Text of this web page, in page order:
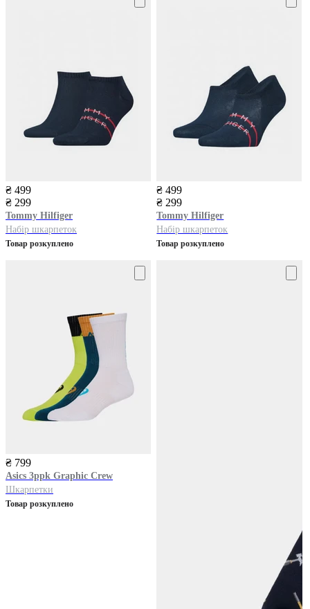
₴ 499
₴ 299
Tommy Hilfiger
Набір шкарпеток
Товар розкуплено
₴ 499
₴ 299
Tommy Hilfiger
Набір шкарпеток
Товар розкуплено
₴ 799
Asics 3ppk Graphic Crew
Шкарпетки
Товар розкуплено